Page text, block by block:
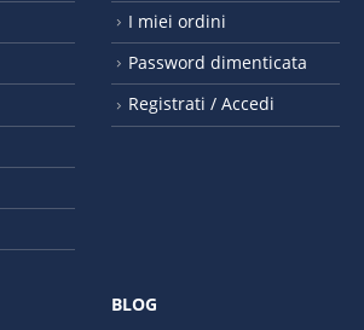
I miei ordini
Password dimenticata
Registrati / Accedi
BLOG